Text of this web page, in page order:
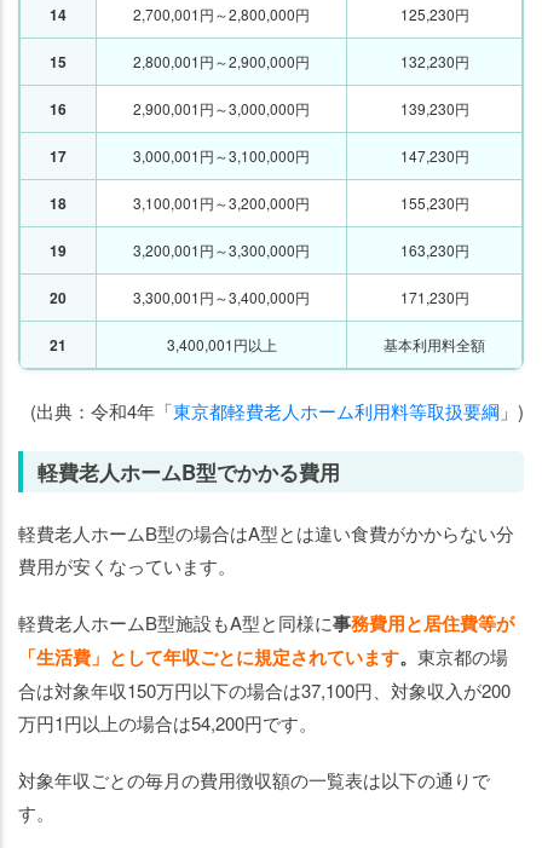
14 2,700,001円～2,800,000円 125,230円
15 2,800,001円～2,900,000円 132,230円
16 2,900,001円～3,000,000円 139,230円
17 3,000,001円～3,100,000円 147,230円
18 3,100,001円～3,200,000円 155,230円
19 3,200,001円～3,300,000円 163,230円
20 3,300,001円～3,400,000円 171,230円
21 3,400,001円以上 基本利用料全額
(出典：令和4年「東京都軽費老人ホーム利用料等取扱要綱 」)
軽費老人ホームB型でかかる費用
軽費老人ホームB型の場合はA型とは違い食費がかからない分
費用が安くなっています。
軽費老人ホームB型施設もA型と同様に事務費用と居住費等が
「生活費」として年収ごとに規定されています。 東京都の場
合は対象年収150万円以下の場合は37,100円、対象収入が200
万円1円以上の場合は54,200円です。
対象年収ごとの毎月の費用徴収額の一覧表は以下の通りで
す。